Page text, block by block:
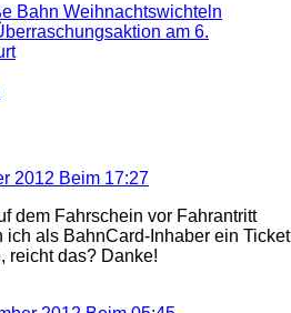
Bahn Weihnachtswichteln
am 6.
2012 Beim 17:27
dem Fahrschein vor Fahrantritt
ich als BahnCard-Inhaber ein Ticket
reicht das? Danke!